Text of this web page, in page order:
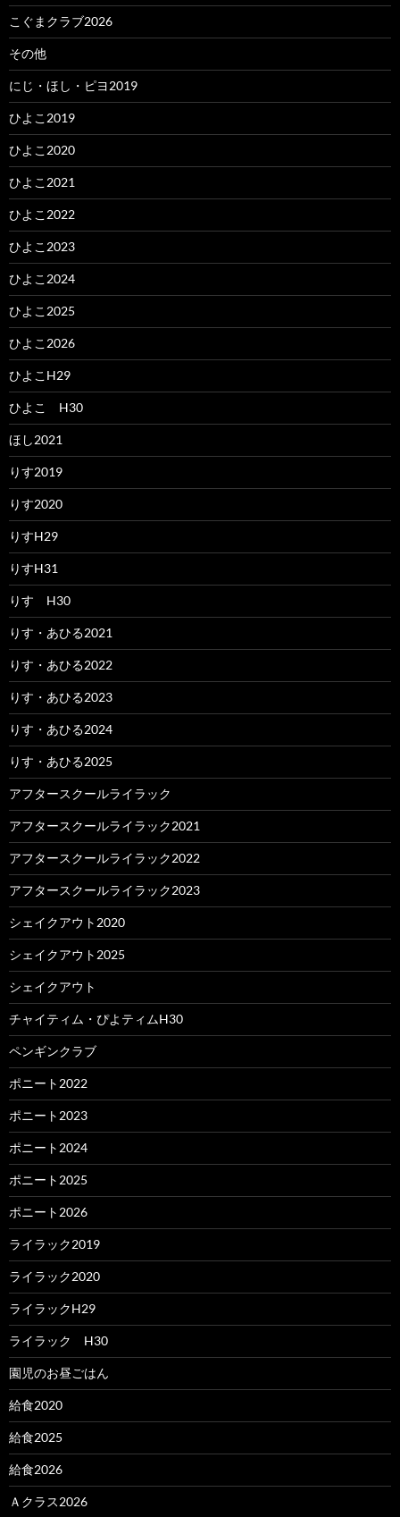
こぐまクラブ2026
その他
にじ・ほし・ピヨ2019
ひよこ2019
ひよこ2020
ひよこ2021
ひよこ2022
ひよこ2023
ひよこ2024
ひよこ2025
ひよこ2026
ひよこH29
ひよこ H30
ほし2021
りす2019
りす2020
りすH29
りすH31
りす H30
りす・あひる2021
りす・あひる2022
りす・あひる2023
りす・あひる2024
りす・あひる2025
アフタースクールライラック
アフタースクールライラック2021
アフタースクールライラック2022
アフタースクールライラック2023
シェイクアウト2020
シェイクアウト2025
シェイクアウト
チャイティム・ぴよティムH30
ペンギンクラブ
ポニート2022
ポニート2023
ポニート2024
ポニート2025
ポニート2026
ライラック2019
ライラック2020
ライラックH29
ライラック H30
園児のお昼ごはん
給食2020
給食2025
給食2026
Ａクラス2026